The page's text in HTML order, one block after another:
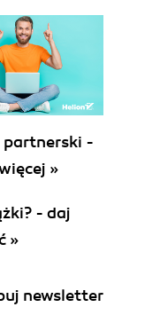
partnerski -
»
- daj
»
newsletter